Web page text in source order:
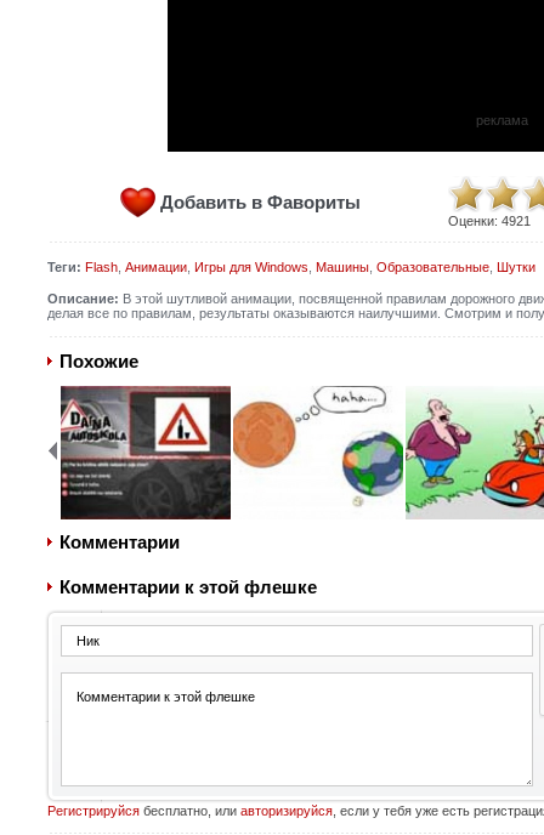
реклама
Добавить в Фавориты
Оценки: 4921
Теги: Flash, Анимации, Игры для Windows Машины, Образовательные, Шутки
Описание: В этой шутливой анимации, посвященной правилам дорожного
делая все по правилам, результаты оказываются наилучшими. Смотрим и
Похожие
Комментарии
Комментарии к этой флешке
Регистрируйсябесплатно, или авторизируйся, если у тебя уже есть